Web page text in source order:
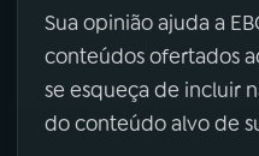
Sua opinião ajuda a
conteúdos ofertados
se esqueça de incluir
do conteúdo alvo de